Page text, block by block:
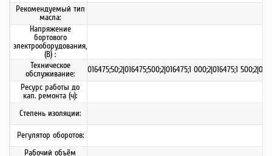
Рекомендуемый тип
масла:
Напряжение
бортового
электрооборудования,
(В) :
Техническое
обслуживание:
016475;50;2|016475;500;2|016475;1 000;2|016475;1
Ресурс работы до
кап. ремонта (ч):
Степень изоляции:
Регулятор оборотов:
Рабочий объём